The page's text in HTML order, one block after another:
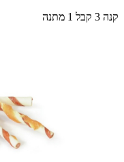
קנה 3 קבל 1 מתנה